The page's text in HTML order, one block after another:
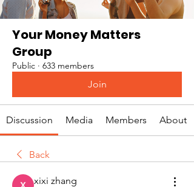
Your Money Matters
Group
Public · 633 members
Join
Discussion Media Members About
Back
xixi zhang